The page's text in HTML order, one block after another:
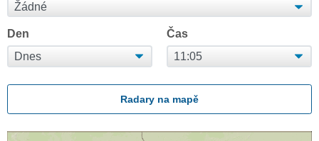
Den Čas
Radary na mapě